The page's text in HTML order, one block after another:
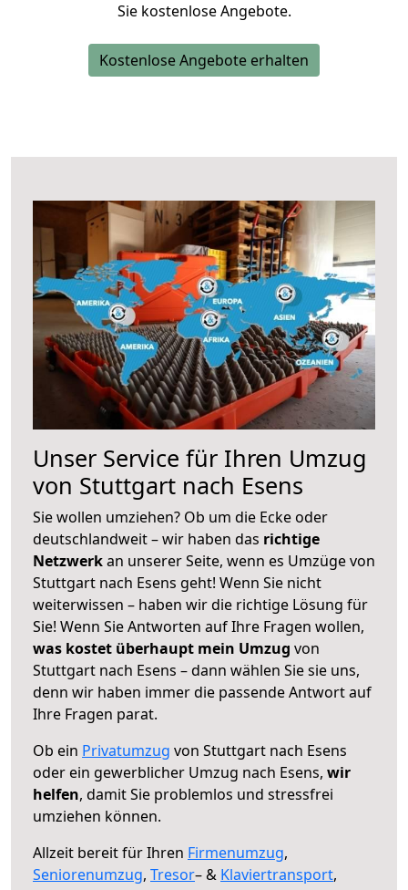
Sie kostenlose Angebote.
Kostenlose Angebote erhalten
Unser Service für Ihren Umzug
von Stuttgart nach Esens
Sie wollen umziehen? Ob um die Ecke oder
deutschlandweit – wir haben das richtige
Netzwerkan unserer Seite, wenn es Umzüge von
Stuttgart nach Esens geht! Wenn Sie nicht
weiterwissen – haben wir die richtige Lösung für
Sie! Wenn Sie Antworten auf Ihre Fragen wollen,
was kostet überhaupt mein Umzug von
Stuttgart nach Esens – dann wählen Sie sie uns,
denn wir haben immer die passende Antwort auf
Ihre Fragen parat.
Ob ein Privatumzug von Stuttgart nach Esens
oder ein gewerblicher Umzug nach Esens, wir
helfen, damit Sie problemlos und stressfrei
umziehen können.
Allzeit bereit für Ihren Firmenumzug,
Seniorenumzug, Tresor– & Klaviertransport,